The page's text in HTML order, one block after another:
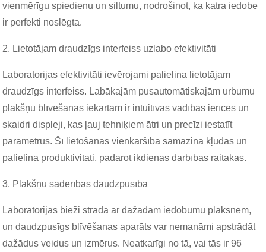
vienmērīgu spiedienu un siltumu, nodrošinot, ka katra iedobe
ir perfekti noslēgta.
2. Lietotājam draudzīgs interfeiss uzlabo efektivitāti
Laboratorijas efektivitāti ievērojami palielina lietotājam
draudzīgs interfeiss. Labākajām pusautomātiskajām urbumu
plākšņu blīvēšanas iekārtām ir intuitīvas vadības ierīces un
skaidri displeji, kas ļauj tehniķiem ātri un precīzi iestatīt
parametrus. Šī lietošanas vienkāršība samazina kļūdas un
palielina produktivitāti, padarot ikdienas darbības raitākas.
3. Plākšņu saderības daudzpusība
Laboratorijas bieži strādā ar dažādām iedobumu plāksnēm,
un daudzpusīgs blīvēšanas aparāts var nemanāmi apstrādāt
dažādus veidus un izmērus. Neatkarīgi no tā, vai tās ir 96